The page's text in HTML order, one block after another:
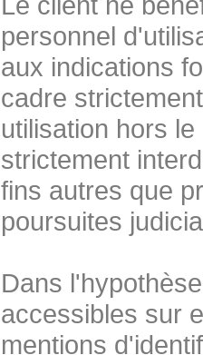
personnel
aux indications
cadre
utilisation hors
strictement
fins autres que
poursuites
Dans
accessibles sur
mentions